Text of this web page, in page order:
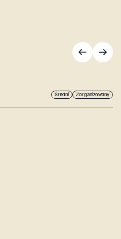
Średni Zorganizowany